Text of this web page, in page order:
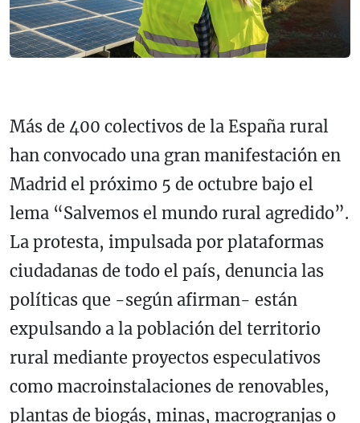
Más de 400 colectivos de la España rural
han convocado una gran manifestación en
Madrid el próximo 5 de octubre bajo el
lema “Salvemos el mundo rural agredido”.
La protesta, impulsada por plataformas
ciudadanas de todo el país, denuncia las
políticas que -según afirman- están
expulsando a la población del territorio
rural mediante proyectos especulativos
como macroinstalaciones de renovables,
plantas de biogás, minas, macrogranjas o